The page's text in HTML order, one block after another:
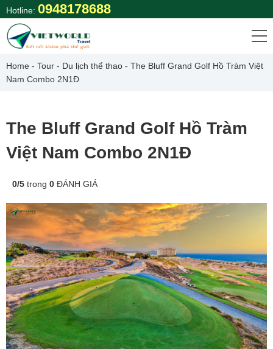
Skip
to
content
Hotline: 0948178688
Home - Tour - Du lịch thể thao - The Bluff Grand Golf Hồ Tràm Việt
Nam Combo 2N1Đ
The Bluff Grand Golf Hồ Tràm
Việt Nam Combo 2N1Đ
0/5 trong 0 ĐÁNH GIÁ